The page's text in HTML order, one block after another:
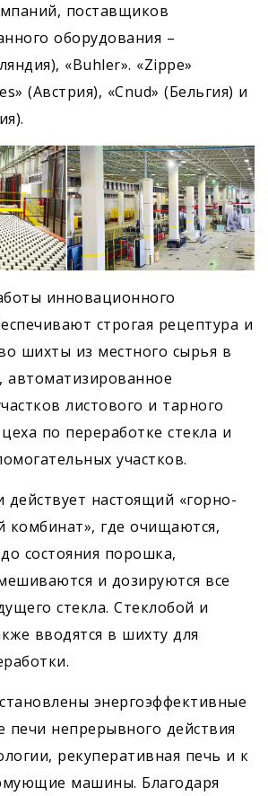
поставщиков
оборудования –
«Buhler». «Zippe»
(Австрия), «Cnud» (Бельгия) и
инновационного
строгая рецептура и
шихты из местного сырья в
автоматизированное
листового и тарного
по переработке стекла и
участков.
действует настоящий «горно-
комбинат», где очищаются,
состояния порошка,
и дозируются все
стекла. Стеклобой и
вводятся в шихту для
энергоэффективные
печи непрерывного действия
рекуперативная печь и к
машины. Благодаря